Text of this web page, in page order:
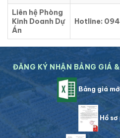
Liên hệ Phòng
Kinh Doanh Dự
Án
Hotline:
ĐĂNG KÝ NHẬN BẢNG GIÁ
Bảng giá
Hồ